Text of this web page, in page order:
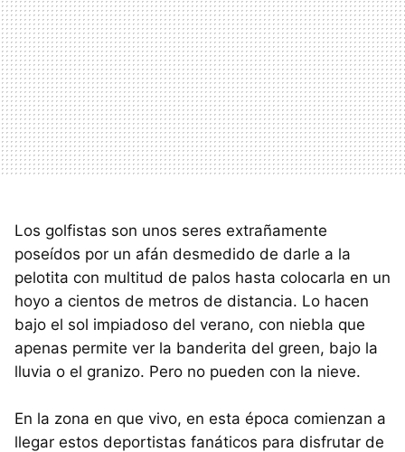
Los golfistas son unos seres extrañamente
poseídos por un afán desmedido de darle a la
pelotita con multitud de palos hasta colocarla en un
hoyo a cientos de metros de distancia. Lo hacen
bajo el sol impiadoso del verano, con niebla que
apenas permite ver la banderita del green, bajo la
lluvia o el granizo. Pero no pueden con la nieve.
En la zona en que vivo, en esta época comienzan a
llegar estos deportistas fanáticos para disfrutar de